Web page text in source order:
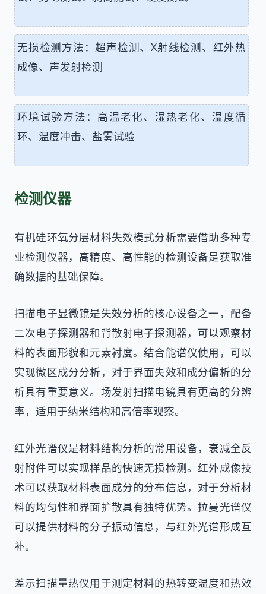
无损检测方法：超声检测、X射线检测、红外热
成像、声发射检测
环境试验方法：高温老化、湿热老化、温度循
环、温度冲击、盐雾试验
检测仪器
有机硅环氧分层材料失效模式分析需要借助多种专
业检测仪器，高精度、高性能的检测设备是获取准
确数据的基础保障。
扫描电子显微镜是失效分析的核心设备之一，配备
二次电子探测器和背散射电子探测器，可以观察材
料的表面形貌和元素衬度。结合能谱仪使用，可以
实现微区成分分析，对于界面失效和成分偏析的分
析具有重要意义。场发射扫描电镜具有更高的分辨
率，适用于纳米结构和高倍率观察。
红外光谱仪是材料结构分析的常用设备，衰减全反
射附件可以实现样品的快速无损检测。红外成像技
术可以获取材料表面成分的分布信息，对于分析材
料的均匀性和界面扩散具有独特优势。拉曼光谱仪
可以提供材料的分子振动信息，与红外光谱形成互
补。
差示扫描量热仪用于测定材料的热转变温度和热效